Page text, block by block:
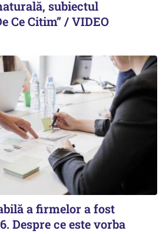
subiectul
Ce Citim” / VIDEO
a firmelor a fost
Despre ce este vorba